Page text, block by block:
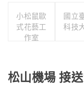
小松鼠歐
式花藝工
作室
國立
科技
松山機場 接